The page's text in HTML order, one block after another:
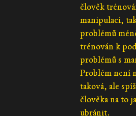
člověk
manipulaci,
problémů
trénován k
problémů s
Problém není
taková, ale
člověka na to
ubránit.